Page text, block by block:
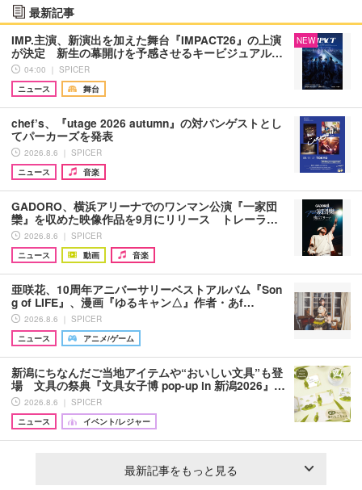
最新記事
IMP.主演、新演出を加えた舞台『IMPACT26』の上演
が決定 新生の幕開けを予感させるキービジュアル…
04:00 ｜ SPICER
ニュース
舞台
NEW
chef’s、『utage 2026 autumn』の対バンゲストとし
てパーカーズを発表
2026.8.6 ｜ SPICER
ニュース
音楽
GADORO、横浜アリーナでのワンマン公演『一家団
欒』を収めた映像作品を9月にリリース トレーラ…
2026.8.6 ｜ SPICER
ニュース
動画 音楽
亜咲花、10周年アニバーサリーベストアルバム『Son
g of LIFE』、漫画『ゆるキャン△』作者・あf…
2026.8.6 ｜ SPICER
ニュース
アニメ/ゲーム
新潟にちなんだご当地アイテムや“おいしい文具”も登
場 文具の祭典『文具女子博 pop-up in 新潟2026』…
2026.8.6 ｜ SPICER
ニュース
イベント/レジャー
最新記事をもっと見る